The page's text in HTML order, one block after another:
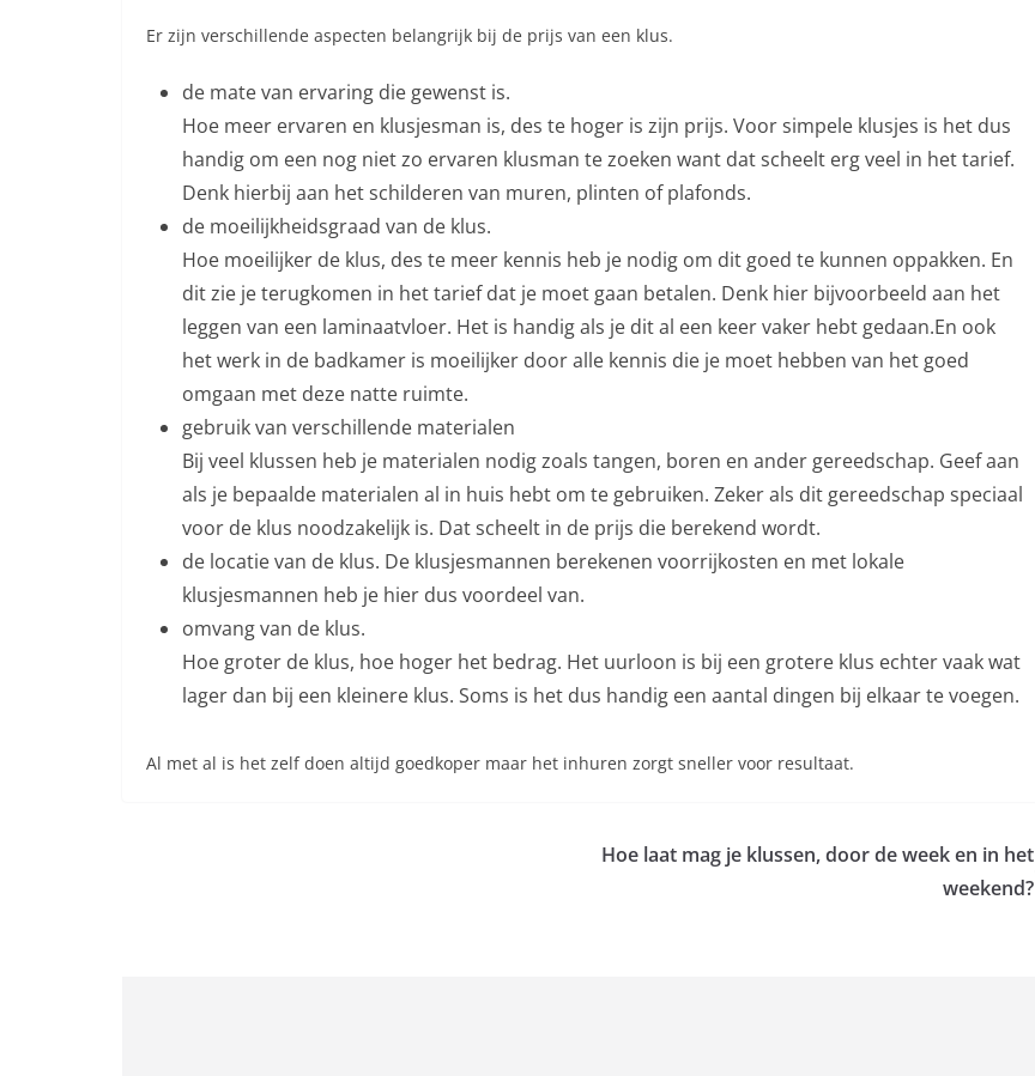
Er zijn verschillende aspecten belangrijk bij de prijs van een klus.
de mate van ervaring die gewenst is.
Hoe meer ervaren en klusjesman is, des te hoger is zijn prijs. Voor simpele klusjes is het dus
handig om een nog niet zo ervaren klusman te zoeken want dat scheelt erg veel in het tarief.
Denk hierbij aan het schilderen van muren, plinten of plafonds.
de moeilijkheidsgraad van de klus.
Hoe moeilijker de klus, des te meer kennis heb je nodig om dit goed te kunnen oppakken. En
dit zie je terugkomen in het tarief dat je moet gaan betalen. Denk hier bijvoorbeeld aan het
leggen van een laminaatvloer. Het is handig als je dit al een keer vaker hebt gedaan.En ook
het werk in de badkamer is moeilijker door alle kennis die je moet hebben van het goed
omgaan met deze natte ruimte.
gebruik van verschillende materialen
Bij veel klussen heb je materialen nodig zoals tangen, boren en ander gereedschap. Geef aan
als je bepaalde materialen al in huis hebt om te gebruiken. Zeker als dit gereedschap speciaal
voor de klus noodzakelijk is. Dat scheelt in de prijs die berekend wordt.
de locatie van de klus. De klusjesmannen berekenen voorrijkosten en met lokale
klusjesmannen heb je hier dus voordeel van.
omvang van de klus.
Hoe groter de klus, hoe hoger het bedrag. Het uurloon is bij een grotere klus echter vaak wat
lager dan bij een kleinere klus. Soms is het dus handig een aantal dingen bij elkaar te voegen.
Al met al is het zelf doen altijd goedkoper maar het inhuren zorgt sneller voor resultaat.
Hoe laat mag je klussen, door de week en in het
weekend?